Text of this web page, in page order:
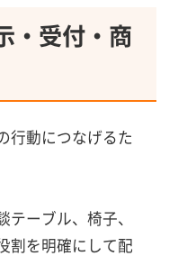
・受付・商
行動につなげるた
ーブル、椅子、
割を明確にして配